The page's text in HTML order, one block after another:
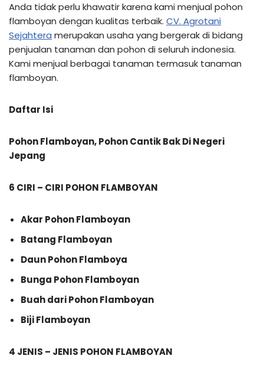
Anda tidak perlu khawatir karena kami menjual pohon
flamboyan dengan kualitas terbaik. CV. Agrotani
Sejahtera merupakan usaha yang bergerak di bidang
penjualan tanaman dan pohon di seluruh indonesia.
Kami menjual berbagai tanaman termasuk tanaman
flamboyan.
Daftar Isi
Pohon Flamboyan, Pohon Cantik Bak Di Negeri
Jepang
6 CIRI – CIRI POHON FLAMBOYAN
Akar Pohon Flamboyan
Batang Flamboyan
Daun Pohon Flamboya
Bunga Pohon Flamboyan
Buah dari Pohon Flamboyan
Biji Flamboyan
4 JENIS – JENIS POHON FLAMBOYAN